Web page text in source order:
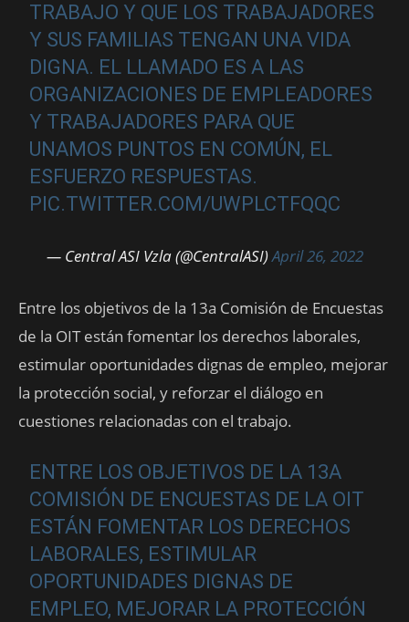
TRABAJO Y QUE LOS TRABAJADORES
Y SUS FAMILIAS TENGAN UNA VIDA
DIGNA. EL LLAMADO ES A LAS
ORGANIZACIONES DE EMPLEADORES
Y TRABAJADORES PARA QUE
UNAMOS PUNTOS EN COMÚN, EL
ESFUERZO RESPUESTAS.
PIC.TWITTER.COM/UWPLCTFQQC
— Central ASI Vzla (@CentralASI)April 26, 2022
Entre los objetivos de la 13a Comisión de Encuestas
de la OIT están fomentar los derechos laborales,
estimular oportunidades dignas de empleo, mejorar
la protección social, y reforzar el diálogo en
cuestiones relacionadas con el trabajo.
ENTRE LOS OBJETIVOS DE LA 13A
COMISIÓN DE ENCUESTAS DE LA OIT
ESTÁN FOMENTAR LOS DERECHOS
LABORALES, ESTIMULAR
OPORTUNIDADES DIGNAS DE
EMPLEO, MEJORAR LA PROTECCIÓN